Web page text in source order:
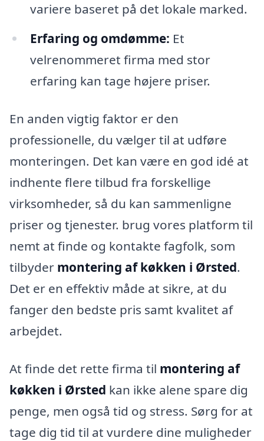
variere baseret på det lokale marked.
Erfaring og omdømme: Et
velrenommeret firma med stor
erfaring kan tage højere priser.
En anden vigtig faktor er den
professionelle, du vælger til at udføre
monteringen. Det kan være en god idé at
indhente flere tilbud fra forskellige
virksomheder, så du kan sammenligne
priser og tjenester. brug vores platform til
nemt at finde og kontakte fagfolk, som
tilbyder montering af køkken i Ørsted.
Det er en effektiv måde at sikre, at du
fanger den bedste pris samt kvalitet af
arbejdet.
At finde det rette firma til montering af
køkken i Ørsted kan ikke alene spare dig
penge, men også tid og stress. Sørg for at
tage dig tid til at vurdere dine muligheder